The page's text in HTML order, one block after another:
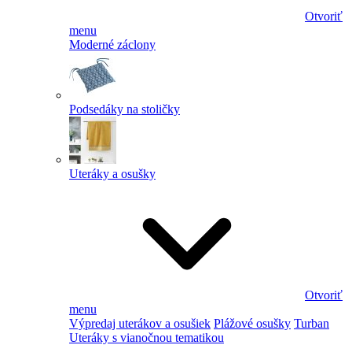
Otvoriť
menu
Moderné záclony
Podsedáky na stoličky
Uteráky a osušky
Otvoriť
menu
Výpredaj uterákov a osušiek Plážové osušky Turban
Uteráky s vianočnou tematikou